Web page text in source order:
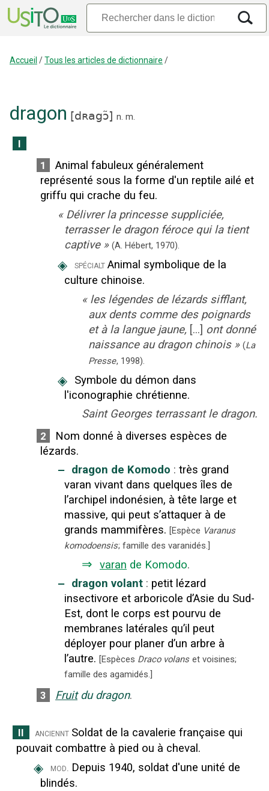
Accueil /Tous les articles de dictionnaire /
dragon [dʀagɔ̃] n. m.
I
1
Animal fabuleux généralement
représenté sous la forme d'un reptile ailé et
griffu qui crache du feu.
« Délivrer la princesse suppliciée,
terrasser le dragon féroce qui la tient
captive » (A. Hébert, 1970).
◈ spécialt Animal symbolique de la
culture chinoise.
« les légendes de lézards sifflant,
aux dents comme des poignards
et à la langue jaune, [...] ont donné
naissance au dragon chinois » (La
Presse, 1998).
◈ Symbole du démon dans
l'iconographie chrétienne.
Saint Georges terrassant le dragon.
2
Nom donné à diverses espèces de
lézards.
‒ dragon de Komodo : très grand
varan vivant dans quelques îles de
l’archipel indonésien, à tête large et
massive, qui peut s’attaquer à de
grands mammifères. [Espèce Varanus
komodoensis; famille des varanidés.]
⇒ varan de Komodo.
‒ dragon volant : petit lézard
insectivore et arboricole d’Asie du Sud-
Est, dont le corps est pourvu de
membranes latérales qu’il peut
déployer pour planer d’un arbre à
l’autre. [Espèces Draco volans et voisines;
famille des agamidés.]
3 Fruit du dragon.
II anciennt Soldat de la cavalerie française qui
pouvait combattre à pied ou à cheval.
◈ mod. Depuis 1940, soldat d'une unité de
blindés.